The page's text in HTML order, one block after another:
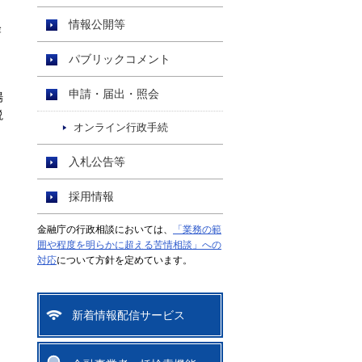
情報公開等
パブリックコメント
申請・届出・照会
オンライン行政手続
入札公告等
採用情報
金融庁の行政相談においては、
「業務の範
囲や程度を明らかに超える苦情相談」への
対応について方針を定めています。
新着情報配信サービス